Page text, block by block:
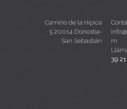
Camino de la Hipica
5 20014 Donostia-
San Sebastián
m
39 21